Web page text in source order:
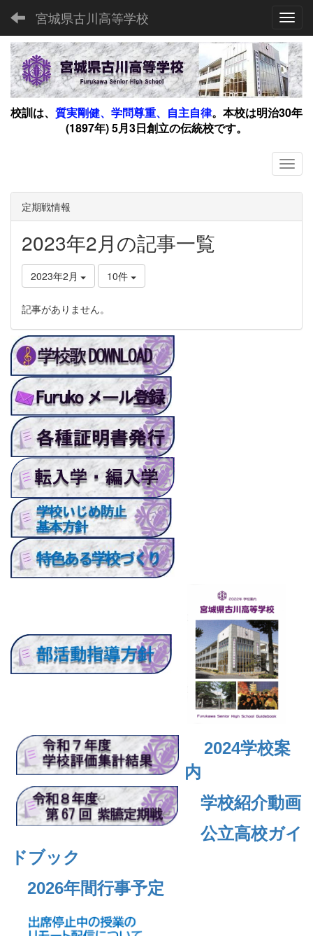
宮城県古川高等学校
校訓は、 質実剛健、学問尊重、自主自律。 本校は明治30年
(1897年) 5月3日創立の伝統校です。
定期戦情報
2023年2月の記事一覧
2023年2月 10件
記事がありません。
2024学校案
内
学校紹介動画
公立高校ガイ
ドブック
2026年間行事予定